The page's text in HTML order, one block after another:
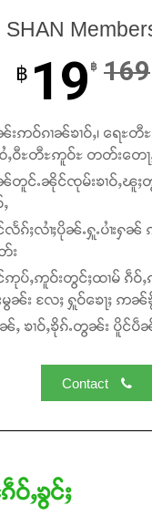
SHAN
฿ 19 ฿ 169
းဢဝ်ၵၢၼ်ၶၢဝ်ႇ၊ ရေႊတီႊ
ထႆႇဝီႊတီႊဢူဝ်ႊ တတ်းတေ
ၼ်တူင်ႉၼိုင်ၸုမ်းၶၢဝ်ႇၽူႈ
င်လႅၵ်ႈလၢႆႈပိုၼ်ႉႁူႉပၢႆးႁ
း
ဢုပ်ႇဢူဝ်းတွင်ႈထၢမ် ၵဵဝ်ႇၵ
းမွၼ်း လႄႈ ႁူဝ်ၶေႃႈ ဢၼ်
ႇ ၶၢဝ်ႇၶိုၵ်ႉတွၼ်း ပိူင်
Contact
ႇၶွင်ႈ